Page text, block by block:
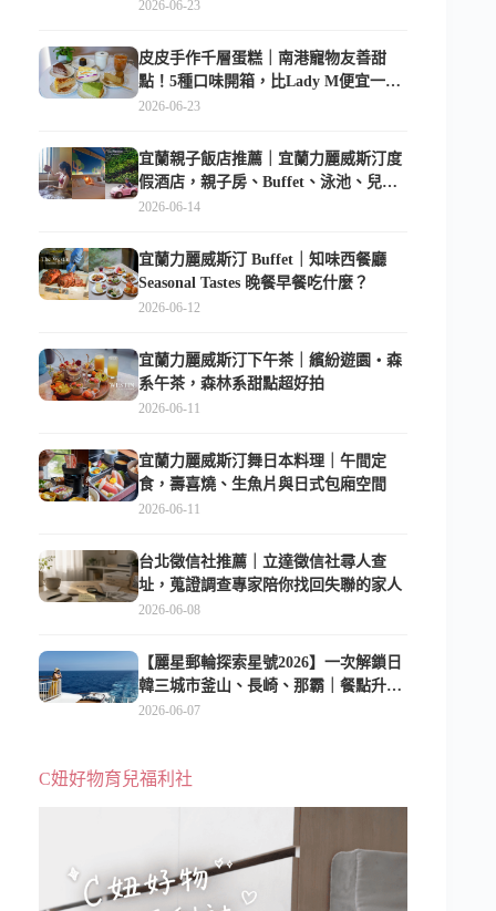
樣逛
2026-06-23
皮皮手作千層蛋糕｜南港寵物友善甜
點！5種口味開箱，比Lady M便宜一半
的台北隱藏版
2026-06-23
宜蘭親子飯店推薦｜宜蘭力麗威斯汀度
假酒店，親子房、Buffet、泳池、兒童
俱樂部超適合放電
2026-06-14
宜蘭力麗威斯汀 Buffet｜知味西餐廳
Seasonal Tastes 晚餐早餐吃什麼？
2026-06-12
宜蘭力麗威斯汀下午茶｜繽紛遊園・森
系午茶，森林系甜點超好拍
2026-06-11
宜蘭力麗威斯汀舞日本料理｜午間定
食，壽喜燒、生魚片與日式包廂空間
2026-06-11
台北徵信社推薦｜立達徵信社尋人查
址，蒐證調查專家陪你找回失聯的家人
2026-06-08
【麗星郵輪探索星號2026】一次解鎖日
韓三城市釜山、長崎、那霸｜餐點升
級、表演更新、船上慶生超難忘
2026-06-07
C妞好物育兒福利社